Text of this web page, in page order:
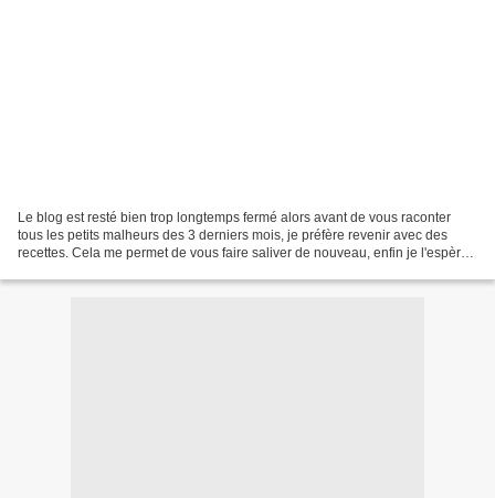
Le blog est resté bien trop longtemps fermé alors avant de vous raconter
tous les petits malheurs des 3 derniers mois, je préfère revenir avec des
recettes. Cela me permet de vous faire saliver de nouveau, enfin je l'espère,